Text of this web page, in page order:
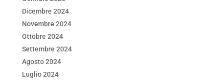
Dicembre 2024
Novembre 2024
Ottobre 2024
Settembre 2024
Agosto 2024
Luglio 2024